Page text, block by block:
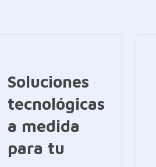
Soluciones
tecnológicas
a medida
para tu